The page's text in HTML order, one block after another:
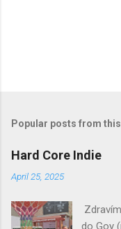
Popular posts from
Hard Core Indie
April 25, 2025
do Goy